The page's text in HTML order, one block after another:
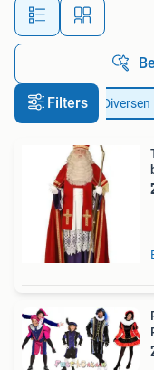
Filters Diversen